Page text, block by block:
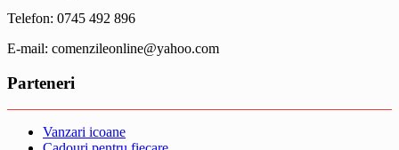
Telefon: 0745 492 896
E-mail: comenzileonline@yahoo.com
Parteneri
Vanzari icoane